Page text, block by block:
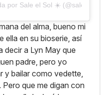
por Sale el Sol ☀️ (@saleelsoltv)
del alma, bueno mi
ella en su bioserie, así
decir a Lyn May que
padre, pero yo
y bailar como vedette,
que me digan con